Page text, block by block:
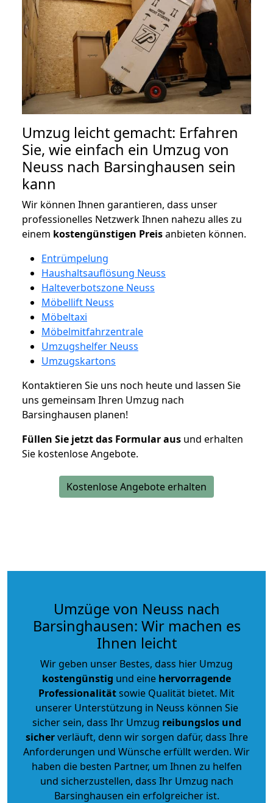
Umzug leicht gemacht: Erfahren
Sie, wie einfach ein Umzug von
Neuss nach Barsinghausen sein
kann
Wir können Ihnen garantieren, dass unser
professionelles Netzwerk Ihnen nahezu alles zu
einem kostengünstigen Preisanbieten können.
Entrümpelung
Haushaltsauflösung Neuss
Halteverbotszone Neuss
Möbellift Neuss
Möbeltaxi
Möbelmitfahrzentrale
Umzugshelfer Neuss
Umzugskartons
Kontaktieren Sie uns noch heute und lassen Sie
uns gemeinsam Ihren Umzug nach
Barsinghausen planen!
Füllen Sie jetzt das Formular aus und erhalten
Sie kostenlose Angebote.
Kostenlose Angebote erhalten
Umzüge von Neuss nach
Barsinghausen: Wir machen es
Ihnen leicht
Wir geben unser Bestes, dass hier Umzug
kostengünstig und eine hervorragende
Professionalitätsowie Qualität bietet. Mit
unserer Unterstützung in Neuss können Sie
sicher sein, dass Ihr Umzug reibungslos und
sicherverläuft, denn wir sorgen dafür, dass Ihre
Anforderungen und Wünsche erfüllt werden. Wir
haben die besten Partner, um Ihnen zu helfen
und sicherzustellen, dass Ihr Umzug nach
Barsinghausen ein erfolgreicher ist.